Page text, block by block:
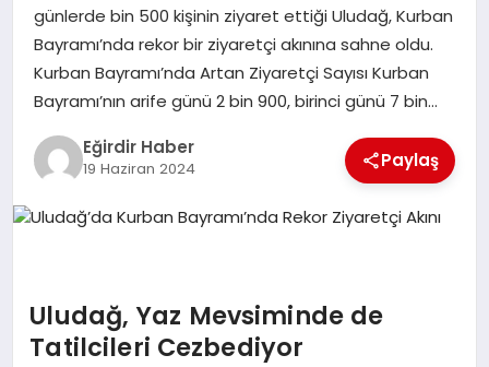
SPOR
TEKNOLOJI
YAŞAM
günlerde bin 500 kişinin ziyaret ettiği Uludağ, Kurban
Bayramı’nda rekor bir ziyaretçi akınına sahne oldu.
Kurban Bayramı’nda Artan Ziyaretçi Sayısı Kurban
Bayramı’nın arife günü 2 bin 900, birinci günü 7 bin…
Eğirdir Haber
19 Haziran 2024 Paylaş
Uludağ, Yaz Mevsiminde de
Tatilcileri Cezbediyor